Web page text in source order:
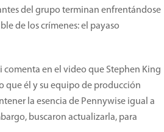
del grupo terminan enfrentándose
de los crímenes: el payaso
comenta en el video que Stephen King
que él y su equipo de producción
la esencia de Pennywise igual a
buscaron actualizarla, para